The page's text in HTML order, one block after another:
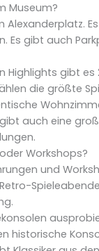
Museum?
Alexanderplatz.
Es gibt auch
Highlights gibt es
die größte
auch eine
Workshops?
und
historische